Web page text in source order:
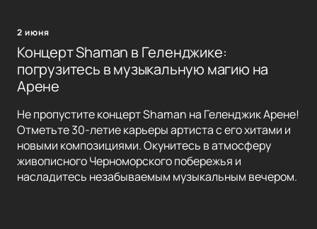
2 июня
Концерт Shaman в Геленджике:
погрузитесь в музыкальную магию на
Арене
Не пропустите концерт Shaman на Геленджик Арене!
Отметьте 30-летие карьеры артиста с его хитами и
новыми композициями. Окунитесь в атмосферу
живописного Черноморского побережья и
насладитесь незабываемым музыкальным вечером.